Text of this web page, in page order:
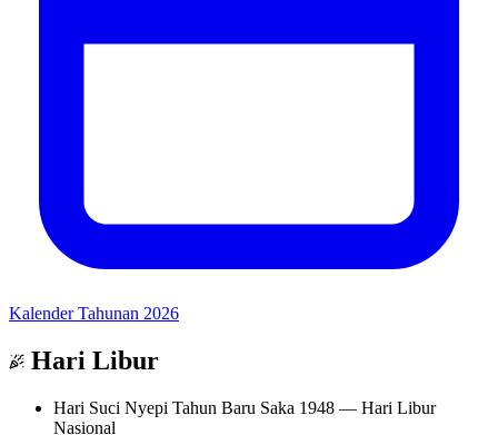
Kalender Tahunan 2026
Hari Libur
Hari Suci Nyepi Tahun Baru Saka 1948 — Hari Libur
Nasional